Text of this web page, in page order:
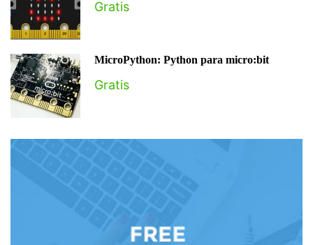
Gratis
MicroPython: Python para micro:bit
Gratis